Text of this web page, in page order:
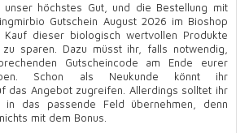
unser höchstes Gut, und die Bestellung mit
Gutschein August 2026 im Bioshop
dieser biologisch wertvollen Produkte
sparen. Dazu müsst ihr, falls notwendig,
Gutscheincode am Ende eurer
Schon als Neukunde könnt ihr
das Angebot zugreifen. Allerdings solltet ihr
das passende Feld übernehmen, denn
mit dem Bonus.